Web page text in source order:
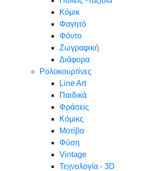
Κόμικ
Φαγητό
Φόντο
Ζωγραφική
Διάφορα
Ρολοκουρτίνες
Line Art
Παιδικά
Φράσεις
Κόμικς
Μοτίβα
Φύση
Vintage
Τεχνολογία - 3D